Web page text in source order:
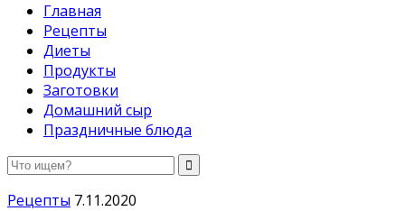
Главная
Рецепты
Диеты
Продукты
Заготовки
Домашний сыр
Праздничные блюда
Рецепты 7.11.2020